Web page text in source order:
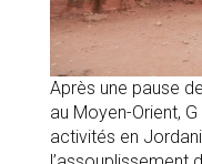
Après une pause
au Moyen-Orient,
activités en